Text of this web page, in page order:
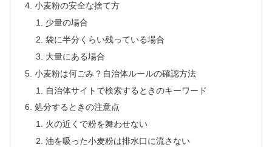
小麦粉の安全な捨て方
少量の場合
袋に半分くらい残っている場合
大量にある場合
小麦粉は何ごみ？自治体ルールの確認方法
自治体サイトで検索するときのキーワード
処分するときの注意点
火の近くで粉を舞わせない
油を吸った小麦粉は排水口に流さない